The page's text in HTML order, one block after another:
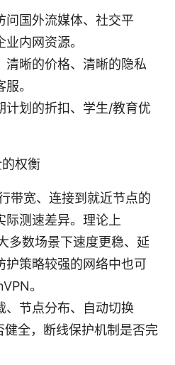
问国外流媒体、社交平
内网资源。
清晰的价格、清晰的隐私
。
计划的折扣、学生/教育优
权衡
带宽、连接到就近节点的
际测速差异。理论上
多数场景下速度更稳、延
护策略较强的网络中也可
。
、节点分布、自动切换
健全，断线保护机制是否完